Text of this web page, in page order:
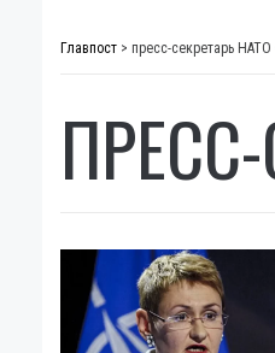
Главпост > пресс-секретарь